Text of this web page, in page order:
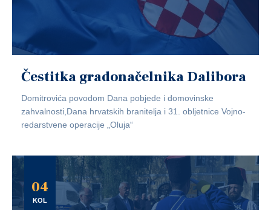
Čestitka gradonačelnika Dalibora
Domitrovića povodom Dana pobjede i domovinske
zahvalnosti,Dana hrvatskih branitelja i 31. obljetnice Vojno-
redarstvene operacije „Oluja“
04
KOL